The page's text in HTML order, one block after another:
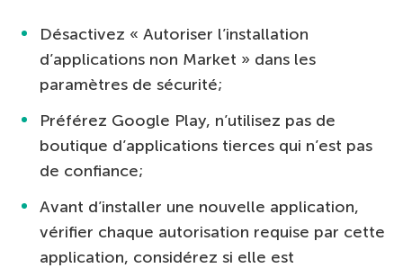
Désactivez « Autoriser l’installation
d’applications non Market » dans les
paramètres de sécurité;
Préférez Google Play, n’utilisez pas de
boutique d’applications tierces qui n’est pas
de confiance;
Avant d’installer une nouvelle application,
vérifier chaque autorisation requise par cette
application, considérez si elle est